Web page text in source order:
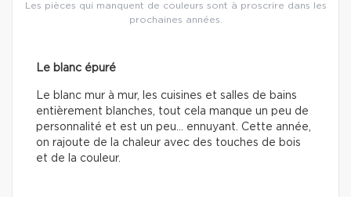
Les pièces qui manquent de couleurs sont à proscrire dans les
prochaines années.
Le blanc épuré
Le blanc mur à mur, les cuisines et salles de bains
entièrement blanches, tout cela manque un peu de
personnalité et est un peu… ennuyant. Cette année,
on rajoute de la chaleur avec des touches de bois
et de la couleur.